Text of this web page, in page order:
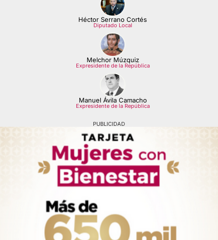
Héctor Serrano Cortés
Diputado Local
Melchor Múzquiz
Expresidente de la República
Manuel Ávila Camacho
Expresidente de la República
PUBLICIDAD